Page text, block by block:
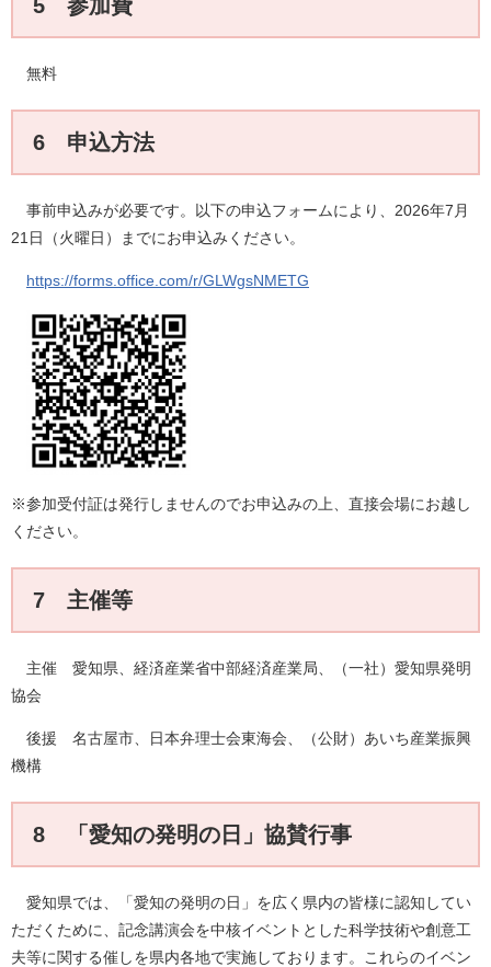
5 参加費
無料
6 申込方法
事前申込みが必要です。以下の申込フォームにより、2026年7月
21日（火曜日）までにお申込みください。
https://forms.office.com/r/GLWgsNMETG
※参加受付証は発行しませんのでお申込みの上、直接会場にお越し
ください。
7 主催等
主催 愛知県、経済産業省中部経済産業局、（一社）愛知県発明
協会
後援 名古屋市、日本弁理士会東海会、（公財）あいち産業振興
機構
8 「愛知の発明の日」協賛行事
愛知県では、「愛知の発明の日」を広く県内の皆様に認知してい
ただくために、記念講演会を中核イベントとした科学技術や創意工
夫等に関する催しを県内各地で実施しております。これらのイベン